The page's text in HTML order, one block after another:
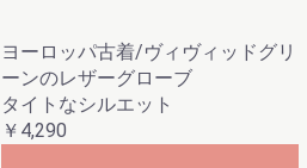
ヨーロッパ古着/ヴィヴィッドグリ
ーンのレザーグローブ
タイトなシルエット
￥4,290